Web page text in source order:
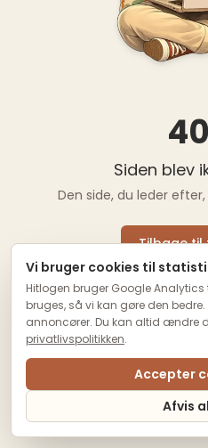
Siden blev
Den side, du leder
Tilbage til
Vi bruger cookies til
Hitlogen bruger Google
bruges, så vi kan gøre den
annoncører. Du kan altid ændre
privatlivspolitikken.
Afvis
Accepter